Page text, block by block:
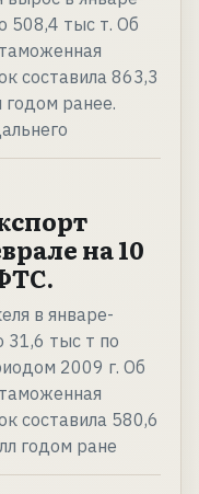
508,4 тыс т. Об
составила 863,3
ранее.
на 10
в январе-
31,6 тыс т по
2009 г. Об
составила 580,6
годом ране